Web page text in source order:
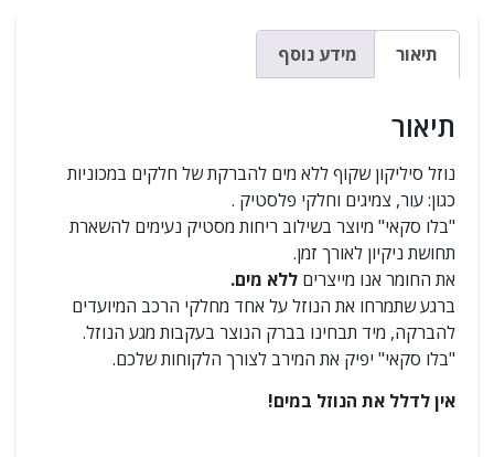
תיאור מידע נוסף
תיאור
נוזל סיליקון שקוף ללא מים להברקת של חלקים במכוניות
כגון: עור, צמיגים וחלקי פלסטיק .
"בלו סקאי" מיוצר בשילוב ריחות מסטיק נעימים להשארת
תחושת ניקיון לאורך זמן.
את החומר אנו מייצרים ללא מים.
ברגע שתמרחו את הנוזל על אחד מחלקי הרכב המיועדים
להברקה, מיד תבחינו בברק הנוצר בעקבות מגע הנוזל.
"בלו סקאי" יפיק את המירב לצורך הלקוחות שלכם.
אין לדלל את הנוזל במים!